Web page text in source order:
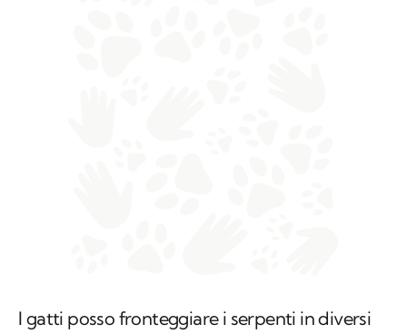
I gatti posso fronteggiare i serpenti in diversi